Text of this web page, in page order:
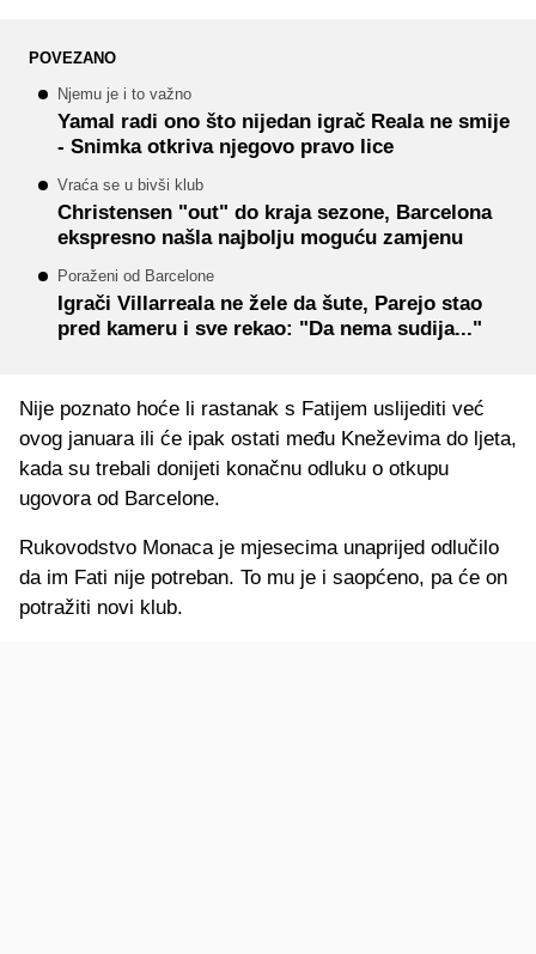
POVEZANO
Njemu je i to važno
Yamal radi ono što nijedan igrač Reala ne smije
- Snimka otkriva njegovo pravo lice
Vraća se u bivši klub
Christensen "out" do kraja sezone, Barcelona
ekspresno našla najbolju moguću zamjenu
Poraženi od Barcelone
Igrači Villarreala ne žele da šute, Parejo stao
pred kameru i sve rekao: "Da nema sudija..."
Nije poznato hoće li rastanak s Fatijem uslijediti već
ovog januara ili će ipak ostati među Kneževima do ljeta,
kada su trebali donijeti konačnu odluku o otkupu
ugovora od Barcelone.
Rukovodstvo Monaca je mjesecima unaprijed odlučilo
da im Fati nije potreban. To mu je i saopćeno, pa će on
potražiti novi klub.